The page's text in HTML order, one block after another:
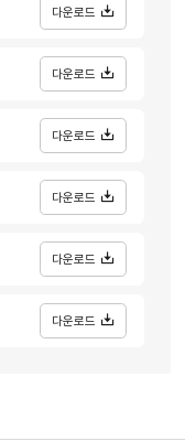
다운로드
다운로드
다운로드
다운로드
다운로드
다운로드